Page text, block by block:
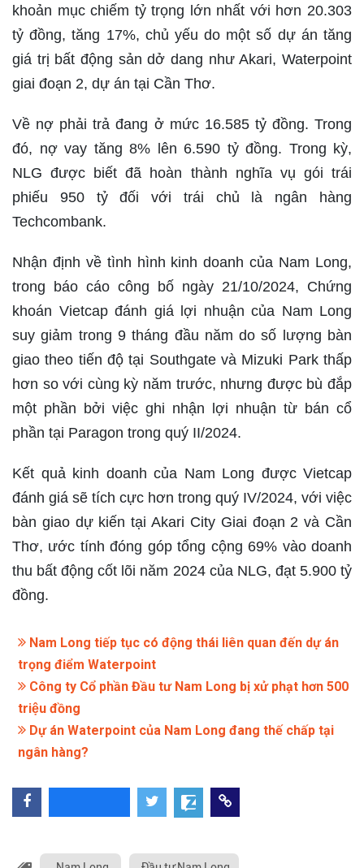
khoản mục chiếm tỷ trọng lớn nhất với hơn 20.303
tỷ đồng, tăng 17%, chủ yếu do một số dự án tăng
giá trị bất động sản dở dang như Akari, Waterpoint
giai đoạn 2, dự án tại Cần Thơ.
Về nợ phải trả đang ở mức 16.585 tỷ đồng. Trong
đó, nợ vay tăng 8% lên 6.590 tỷ đồng. Trong kỳ,
NLG được biết đã hoàn thành nghĩa vụ gói trái
phiếu 950 tỷ đối với trái chủ là ngân hàng
Techcombank.
Nhận định về tình hình kinh doanh của Nam Long,
trong báo cáo công bố ngày 21/10/2024, Chứng
khoán Vietcap đánh giá lợi nhuận của Nam Long
suy giảm trong 9 tháng đầu năm do số lượng bàn
giao theo tiến độ tại Southgate và Mizuki Park thấp
hơn so với cùng kỳ năm trước, nhưng được bù đắp
một phần bởi việc ghi nhận lợi nhuận từ bán cổ
phần tại Paragon trong quý II/2024.
Kết quả kinh doanh của Nam Long được Vietcap
đánh giá sẽ tích cực hơn trong quý IV/2024, với việc
bàn giao dự kiến tại Akari City Giai đoạn 2 và Cần
Thơ, ước tính đóng góp tổng cộng 69% vào doanh
thu bất động cốt lõi năm 2024 của NLG, đạt 5.900 tỷ
đồng.
Nam Long tiếp tục có động thái liên quan đến dự án
trọng điểm Waterpoint
Công ty Cổ phần Đầu tư Nam Long bị xử phạt hơn 500
triệu đồng
Dự án Waterpoint của Nam Long đang thế chấp tại
ngân hàng?